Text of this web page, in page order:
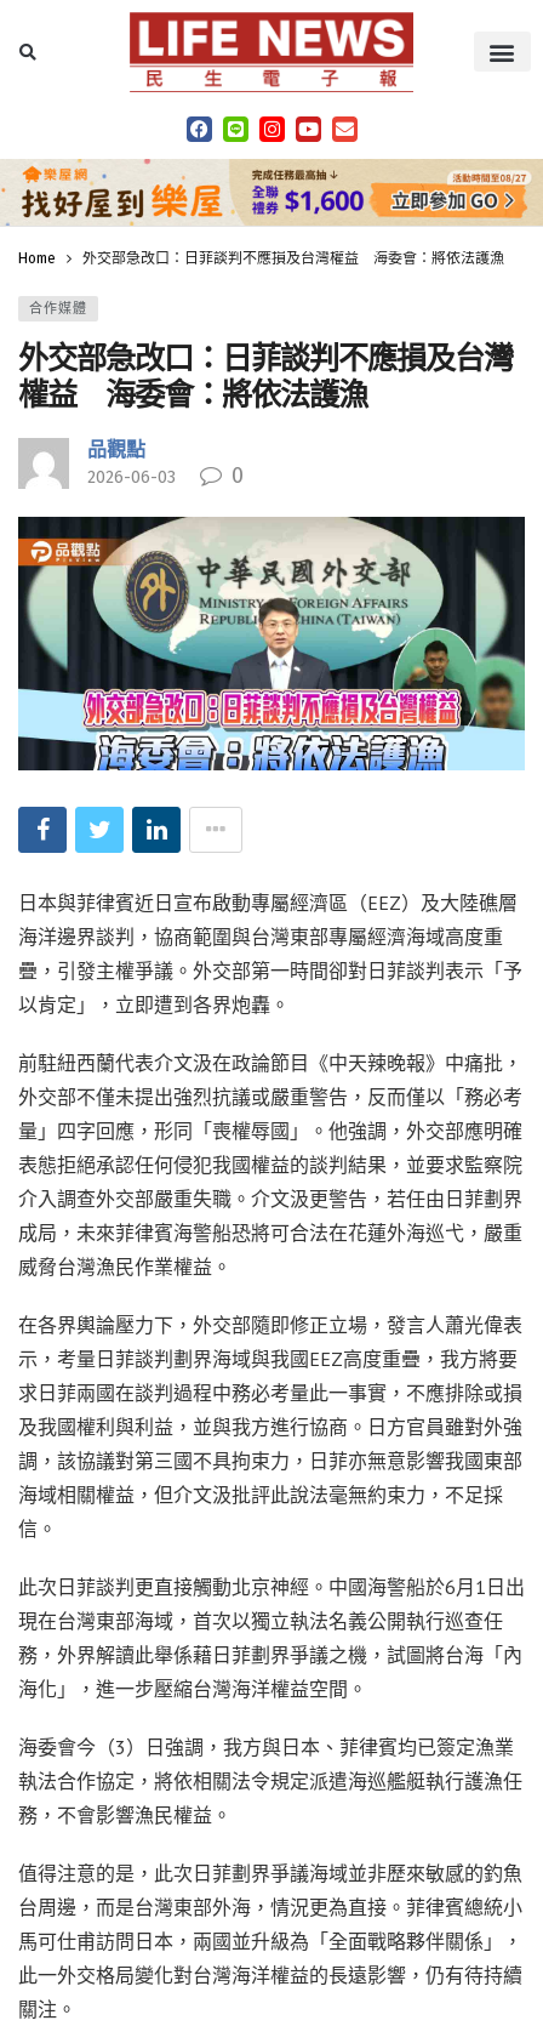
Home 外交部急改口：日菲談判不應損及台灣權益 海委會：將依法護漁
合作媒體
外交部急改口：日菲談判不應損及台灣
權益 海委會：將依法護漁
品觀點
2026-06-03 0
日本與菲律賓近日宣布啟動專屬經濟區（EEZ）及大陸礁層
海洋邊界談判，協商範圍與台灣東部專屬經濟海域高度重
疊，引發主權爭議。外交部第一時間卻對日菲談判表示「予
以肯定」，立即遭到各界炮轟。
前駐紐西蘭代表介文汲在政論節目《中天辣晚報》中痛批，
外交部不僅未提出強烈抗議或嚴重警告，反而僅以「務必考
量」四字回應，形同「喪權辱國」。他強調，外交部應明確
表態拒絕承認任何侵犯我國權益的談判結果，並要求監察院
介入調查外交部嚴重失職。介文汲更警告，若任由日菲劃界
成局，未來菲律賓海警船恐將可合法在花蓮外海巡弋，嚴重
威脅台灣漁民作業權益。
在各界輿論壓力下，外交部隨即修正立場，發言人蕭光偉表
示，考量日菲談判劃界海域與我國EEZ高度重疊，我方將要
求日菲兩國在談判過程中務必考量此一事實，不應排除或損
及我國權利與利益，並與我方進行協商。日方官員雖對外強
調，該協議對第三國不具拘束力，日菲亦無意影響我國東部
海域相關權益，但介文汲批評此說法毫無約束力，不足採
信。
此次日菲談判更直接觸動北京神經。中國海警船於6月1日出
現在台灣東部海域，首次以獨立執法名義公開執行巡查任
務，外界解讀此舉係藉日菲劃界爭議之機，試圖將台海「內
海化」，進一步壓縮台灣海洋權益空間。
海委會今（3）日強調，我方與日本、菲律賓均已簽定漁業
執法合作協定，將依相關法令規定派遣海巡艦艇執行護漁任
務，不會影響漁民權益。
值得注意的是，此次日菲劃界爭議海域並非歷來敏感的釣魚
台周邊，而是台灣東部外海，情況更為直接。菲律賓總統小
馬可仕甫訪問日本，兩國並升級為「全面戰略夥伴關係」，
此一外交格局變化對台灣海洋權益的長遠影響，仍有待持續
關注。